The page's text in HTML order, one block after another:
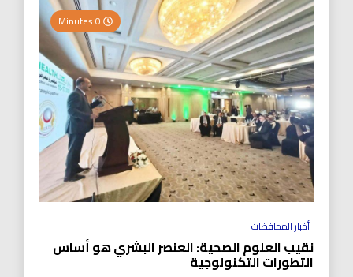
أخبار المحافظات
نقيب العلوم الصحية: العنصر البشري هو أساس
التطورات التكنولوجية